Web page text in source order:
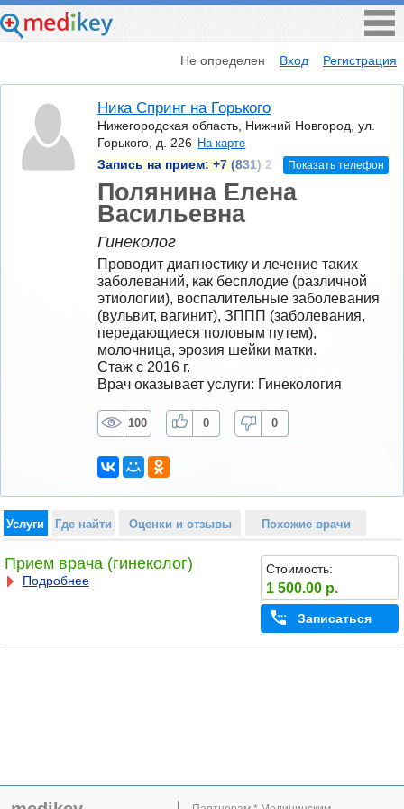
Не определен Вход Регистрация
Ника Спринг на Горького
Нижегородская область, Нижний Новгород, ул.
Горького, д. 226 На карте
Запись на прием: +7 (831) 2 Показать телефон
Полянина Елена
Васильевна
Гинеколог
Проводит диагностику и лечение таких
заболеваний, как бесплодие (различной
этиологии), воспалительные заболевания
(вульвит, вагинит), ЗППП (заболевания,
передающиеся половым путем),
молочница, эрозия шейки матки.
Стаж с 2016 г.
Врач оказывает услуги: Гинекология
100 0 0
Услуги Где найти Оценки и отзывы Похожие врачи
Прием врача (гинеколог)
Подробнее
Стоимость:
1 500.00 р.
Записаться